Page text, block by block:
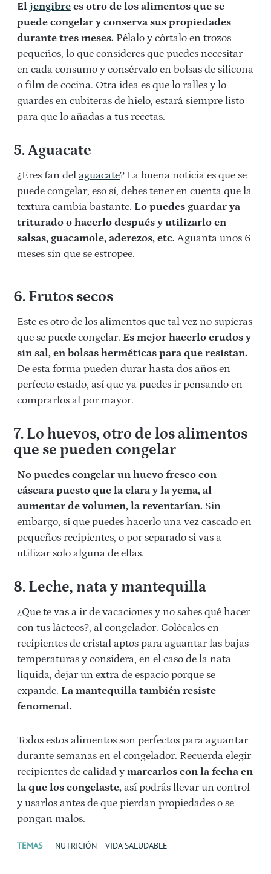
El jengibre es otro de los alimentos que se
puede congelar y conserva sus propiedades
durante tres meses. Pélalo y córtalo en trozos
pequeños, lo que consideres que puedes necesitar
en cada consumo y consérvalo en bolsas de silicona
o film de cocina. Otra idea es que lo ralles y lo
guardes en cubiteras de hielo, estará siempre listo
para que lo añadas a tus recetas.
5. Aguacate
¿Eres fan del aguacate? La buena noticia es que se
puede congelar, eso sí, debes tener en cuenta que la
textura cambia bastante. Lo puedes guardar ya
triturado o hacerlo después y utilizarlo en
salsas, guacamole, aderezos, etc. Aguanta unos 6
meses sin que se estropee.
6. Frutos secos
Este es otro de los alimentos que tal vez no supieras
que se puede congelar. Es mejor hacerlo crudos y
sin sal, en bolsas herméticas para que resistan.
De esta forma pueden durar hasta dos años en
perfecto estado, así que ya puedes ir pensando en
comprarlos al por mayor.
7. Lo huevos, otro de los alimentos
que se pueden congelar
No puedes congelar un huevo fresco con
cáscara puesto que la clara y la yema, al
aumentar de volumen, la reventarían. Sin
embargo, sí que puedes hacerlo una vez cascado en
pequeños recipientes, o por separado si vas a
utilizar solo alguna de ellas.
8. Leche, nata y mantequilla
¿Que te vas a ir de vacaciones y no sabes qué hacer
con tus lácteos?, al congelador. Colócalos en
recipientes de cristal aptos para aguantar las bajas
temperaturas y considera, en el caso de la nata
líquida, dejar un extra de espacio porque se
expande. La mantequilla también resiste
fenomenal.
Todos estos alimentos son perfectos para aguantar
durante semanas en el congelador. Recuerda elegir
recipientes de calidad y marcarlos con la fecha en
la que los congelaste, así podrás llevar un control
y usarlos antes de que pierdan propiedades o se
pongan malos.
TEMAS NUTRICIÓN VIDA SALUDABLE